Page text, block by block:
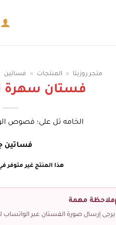
متجر روزيتا » المنتجات » فساتين
فستان
الخامه تل على؛ فصوص
فساتين
هذا المنتج غير متوفر
ملاحظة مهمة
يرجى إرسال صورة الفستان عبر